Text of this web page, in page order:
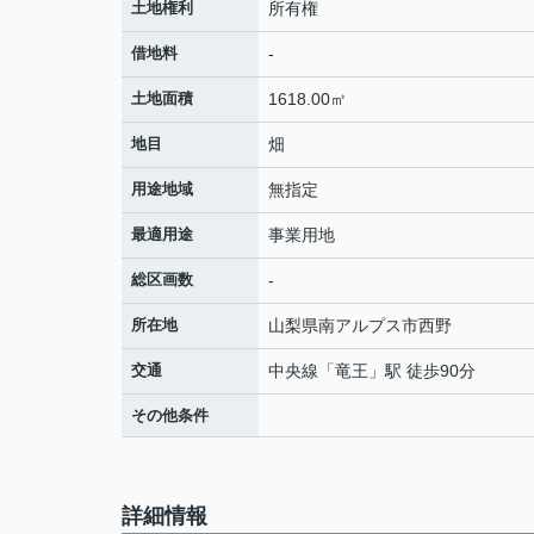
土地権利 所有権
借地料 -
土地面積 1618.00㎡
地目 畑
用途地域 無指定
最適用途 事業用地
総区画数 -
所在地 山梨県南アルプス市西野
交通 中央線 「竜王 」駅 徒歩90分
その他条件
詳細情報